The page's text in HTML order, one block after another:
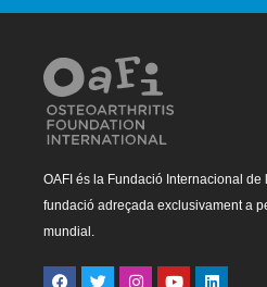
OAFI és la Fundació Internacional
fundació adreçada exclusivament a
mundial.